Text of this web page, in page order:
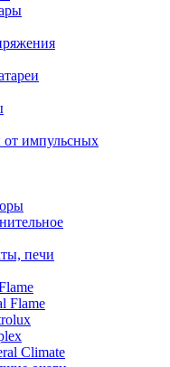
от импульсных
печи
Flame
Climate